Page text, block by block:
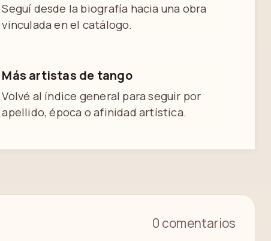
Seguí desde la biografía hacia una obra
vinculada en el catálogo.
Más artistas de tango
Volvé al índice general para seguir por
apellido, época o afinidad artística.
0 comentarios